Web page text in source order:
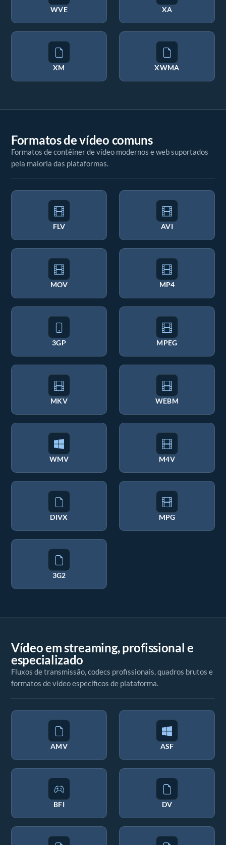
WVE XA
XM XWMA
Formatos de vídeo comuns
Formatos de contêiner de vídeo modernos e web suportados
pela maioria das plataformas.
FLV AVI
MOV MP4
3GP MPEG
MKV WEBM
WMV M4V
DIVX MPG
3G2
Vídeo em streaming, profissional e
especializado
Fluxos de transmissão, codecs profissionais, quadros brutos e
formatos de vídeo específicos de plataforma.
AMV ASF
BFI DV